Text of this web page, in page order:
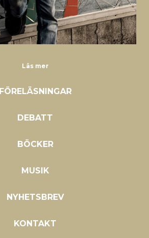
Läs mer
FÖRELÄSNINGAR
DEBATT
BÖCKER
MUSIK
NYHETSBREV
KONTAKT